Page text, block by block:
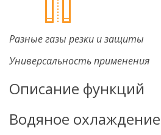
Разные газы резки и защиты
Универсальность применения
Описание функций
Водяное охлаждение